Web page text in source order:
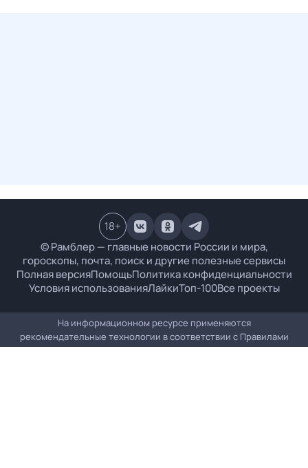
© Рамблер — главные новости России и мира,
гороскопы, почта, поиск и другие полезные сервисы
Полная версияПомощьПолитика конфиденциальности
Условия использованияЛайкиТоп-100Все проекты
18+
На информационном ресурсе применяются
рекомендательные технологии в соответствии с Правилами